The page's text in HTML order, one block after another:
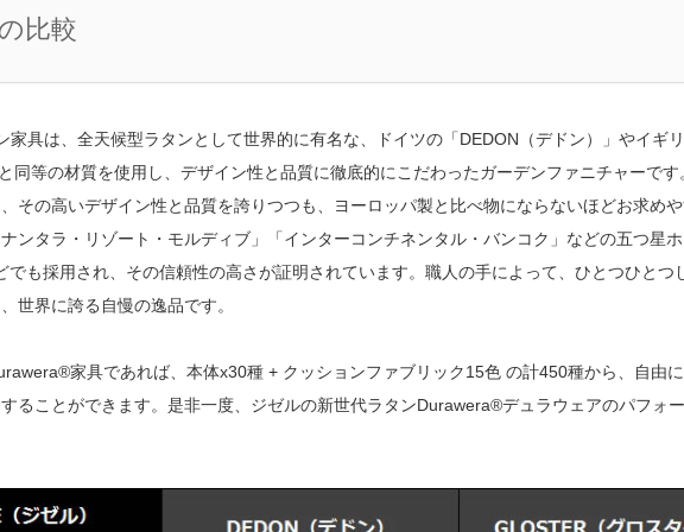
比較
具は、全天候型ラタンとして世界的に有名な、ドイツの「DEDON（デドン）」やイギ
同等の材質を使用し、デザイン性と品質に徹底的にこだわったガーデンファニチャーで
その高いデザイン性と品質を誇りつつも、ヨーロッパ製と比べ物にならないほどお求め
ンタラ・リゾート・モルディブ」「インターコンチネンタル・バンコク」などの五つ星
でも採用され、その信頼性の高さが証明されています。職人の手によって、ひとつひとつ
世界に誇る自慢の逸品です。
家具であれば、本体x30種 + クッションファブリック15色 の計450種から、自由
ることができます。是非一度、ジゼルの新世代ラタンDurawera®デュラウェアのパフォ